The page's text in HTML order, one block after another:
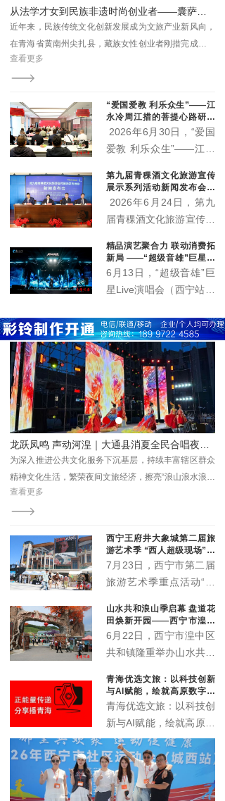
各园区管委会及基层代表
参加活动。
文润乡野聚烟火 村晚赋能促振兴 ——城西区杨家寨沉浸式乡村文旅活动点亮群众生活
8月7日，由城西区文体旅游科技局、虎台街道办事处主
办，城西区文化馆、杨家寨村承办的“大地欢歌 幸福西
区”主题村晚精彩启幕。
查看更多
“爱国爱教 利乐众生”——江
永冷周江措的菩提心路研讨
会在西宁举行 两部新作正式
2026年6月30日，“爱国
爱教 利乐众生”——江永
会在青海西宁顺利举办。
活动现场正式宣布，由江
永冷周江措躬身实践总结
路》《菩提心语·渡心
筏》两部著作正式出版发
行，为新时代藏传佛教中
提供鲜活范本。
第九届青稞酒文化旅游宣传
展示系列活动新闻发布会召
开 “土族风情美·青稞美酒
2026年6月24日，第九
届青稞酒文化旅游宣传展
互助县天佑德大酒店隆重
召开。本届活动以"土族
风情美·青稞美酒香"为主
精品演艺聚合力 联动消费拓
新局 ——“超级音雄”巨星演
唱会带动文旅市场持续升温
6月13日，“超级音雄”巨
星Live演唱会（西宁站）
办。演唱会立足丰富群众
精神文化生活、推动文旅
深度融合、激发城市消费
活力，以高规格阵容、高
标准服务、高效能保障，
为市民及游客呈现了一场
音乐盛宴，展现了高原古
城西宁的城市魅力与开放
形象。
茶卡盐湖凭借澄澈纯净的盐湖风光与自然治愈的高原景
观，成为青海文旅标志性名片。
查看更多
西宁王府井大象城第二届旅
游艺术季 “西人超级现场”启
幕
7月23日，西宁市第二届
旅游艺术季重点活动“西
象城启动。活动以“众智
成潮”为主题，联动“雪脉
计划”，汇聚川、藏、
机构，搭建西部青年文化
交流平台。
山水共和浪山季启幕 盘道花
田焕新开园——西宁市湟中
区共和镇农文旅深度融合再
6月22日，西宁市湟中区
共和镇隆重举办山水共和
田开业典礼。全新升级的
盘道花田景区正式对外开
放，众多干部群众、非遗
传承人、文艺爱好者及各
地游客齐聚葱湾村，共赏
花海盛景、共品乡土文
脉、共赴乡村文旅新盛
青海优选文旅：以科技创新
与AI赋能，绘就高原数字文
旅新画卷
青海优选文旅：以科技创
新与AI赋能，绘就高原数
字文旅新画卷